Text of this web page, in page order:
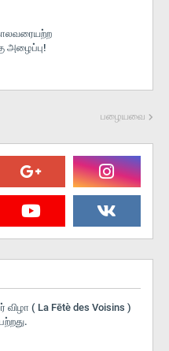
அழைப்பு!
பழையவை
( La Fētè des Voisins )